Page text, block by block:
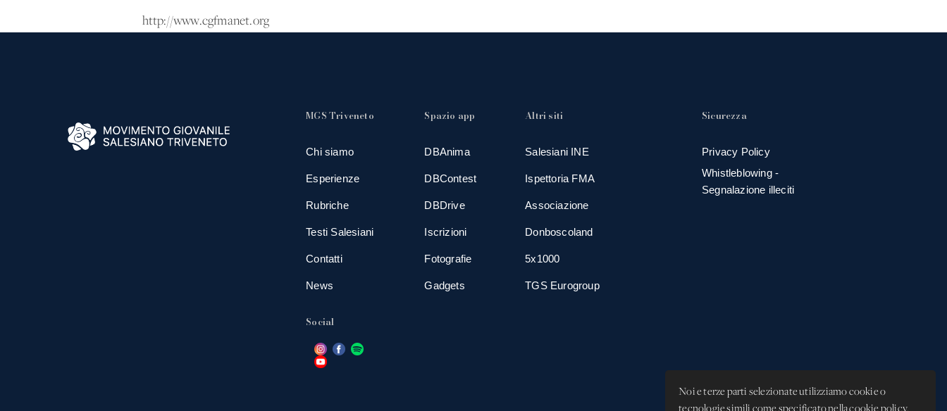
Noi e terze parti selezionate utilizziamo cookie o
http://www.cgfmanet.org
MGS Triveneto
Chi siamo
Esperienze
Rubriche
Testi Salesiani
Contatti
News
Social
Spazio app
DBAnima
DBContest
DBDrive
Iscrizioni
Fotografie
Gadgets
Altri siti
Salesiani INE
Ispettoria FMA
Associazione
Donboscoland
5x1000
TGS Eurogroup
Sicurezza
Privacy Policy
Whistleblowing -
Segnalazione illeciti